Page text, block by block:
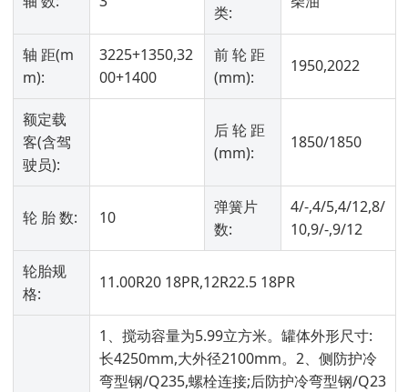
类:
轴 距(m
m):
3225+1350,32
00+1400
前 轮 距
(mm):
1950,2022
额定载
客(含驾
驶员):
后 轮 距
(mm):
1850/1850
轮 胎 数: 10
弹簧片
数:
4/-,4/5,4/12,8/
10,9/-,9/12
轮胎规
格:
11.00R20 18PR,12R22.5 18PR
1、搅动容量为5.99立方米。罐体外形尺寸:
长4250mm,大外径2100mm。2、侧防护冷
弯型钢/Q235,螺栓连接;后防护冷弯型钢/Q23